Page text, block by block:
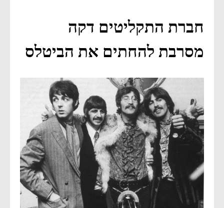
חברת התקליטים דקה
מסרבת להחתים את הביטלס